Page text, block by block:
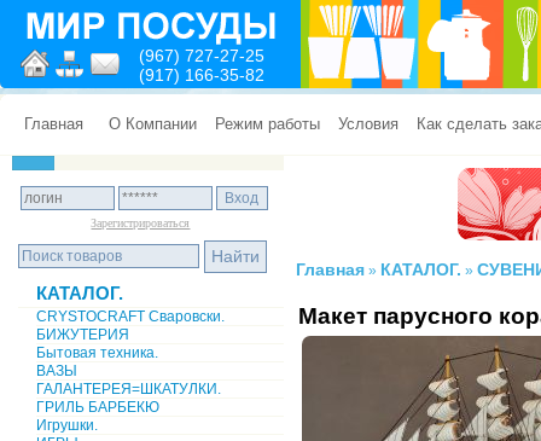
(967) 727-27-25
(917) 166-35-82
Главная О Компании Режим работы Условия Как сделать
Зарегистрироваться
КАТАЛОГ.
CRYSTOCRAFT Сваровски.
БИЖУТЕРИЯ
Бытовая техника.
ВАЗЫ
ГАЛАНТЕРЕЯ=ШКАТУЛКИ.
ГРИЛЬ БАРБЕКЮ
Игрушки.
Главная » КАТАЛОГ. »
Макет парусного